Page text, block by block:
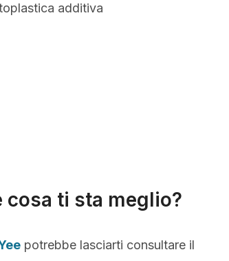
additiva
ti sta meglio?
potrebbe lasciarti consultare il